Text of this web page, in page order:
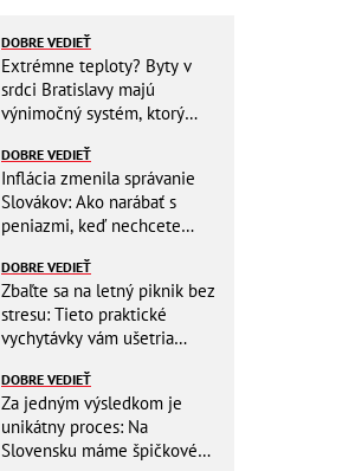
DOBRE VEDIEŤ
Extrémne teploty? Byty v
srdci Bratislavy majú
výnimočný systém, ktorý
DOBRE VEDIEŤ
Inflácia zmenila správanie
Slovákov: Ako narábať s
peniazmi, keď nechcete
DOBRE VEDIEŤ
Zbaľte sa na letný piknik bez
stresu: Tieto praktické
vychytávky vám ušetria
DOBRE VEDIEŤ
Za jedným výsledkom je
unikátny proces: Na
Slovensku máme špičkové